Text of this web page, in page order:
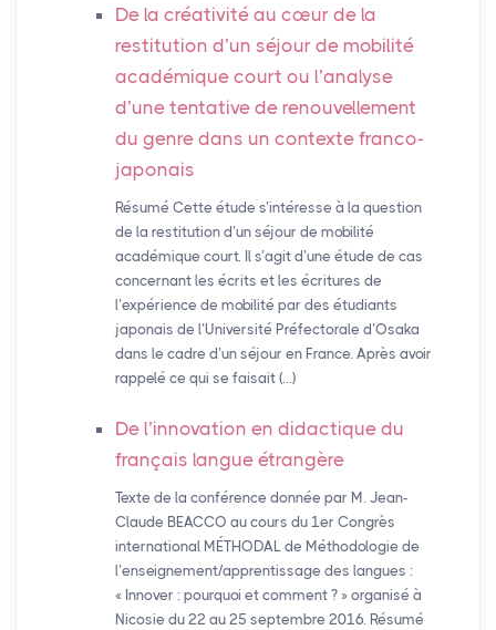
De la créativité au cœur de la
restitution d’un séjour de mobilité
académique court ou l’analyse
d’une tentative de renouvellement
du genre dans un contexte franco-
japonais
Résumé Cette étude s’intéresse à la question
de la restitution d’un séjour de mobilité
académique court. Il s’agit d’une étude de cas
concernant les écrits et les écritures de
l’expérience de mobilité par des étudiants
japonais de l’Université Préfectorale d’Osaka
dans le cadre d’un séjour en France. Après avoir
rappelé ce qui se faisait (…)
De l’innovation en didactique du
français langue étrangère
Texte de la conférence donnée par M. Jean-
Claude BEACCO au cours du 1er Congrès
international MÉTHODAL de Méthodologie de
l’enseignement/apprentissage des langues :
« Innover : pourquoi et comment ? » organisé à
Nicosie du 22 au 25 septembre 2016. Résumé